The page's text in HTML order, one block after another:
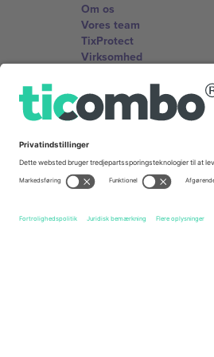
Om os
Vores team
TixProtect
Virksomhed
Partnerprogram